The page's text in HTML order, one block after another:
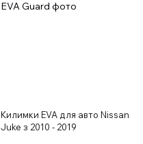
Килимки EVA для авто Nissan
Juke з 2010 - 2019